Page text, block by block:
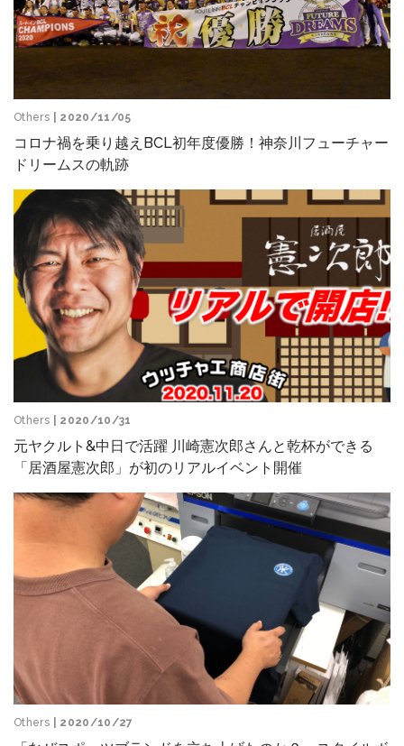
Others | 2020/11/05
コロナ禍を乗り越えBCL初年度優勝！神奈川フューチャー
ドリームスの軌跡
Others | 2020/10/31
元ヤクルト&中日で活躍 川崎憲次郎さんと乾杯ができる
「居酒屋憲次郎」が初のリアルイベント開催
Others | 2020/10/27